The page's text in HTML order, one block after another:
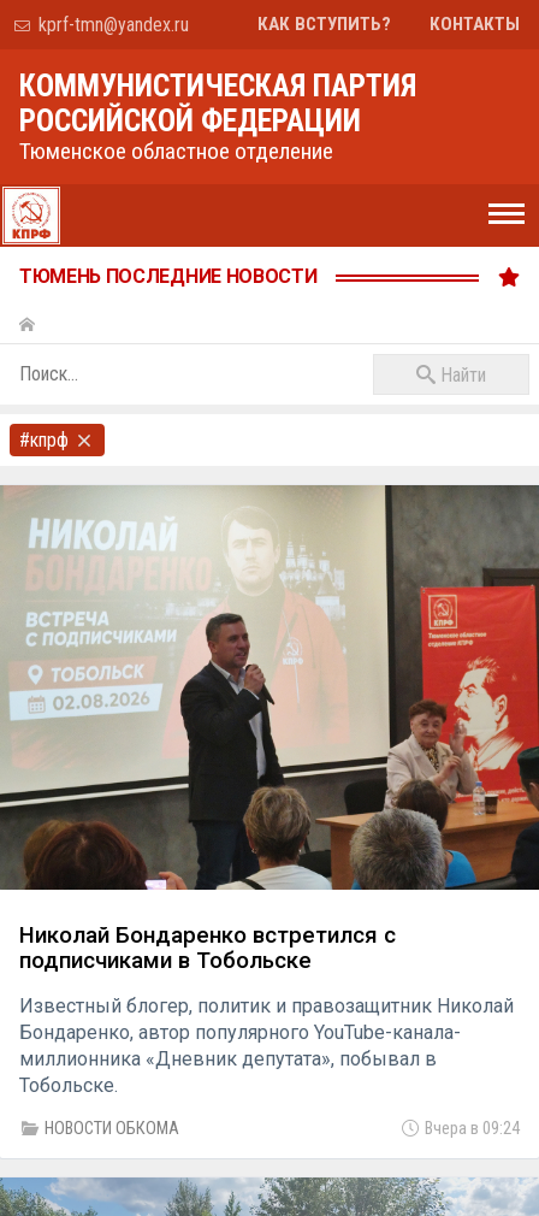
kprf-tmn@yandex.ru КАК ВСТУПИТЬ? КОНТАКТЫ
КОММУНИСТИЧЕСКАЯ ПАРТИЯ
РОССИЙСКОЙ ФЕДЕРАЦИИ
Тюменское областное отделение
ТЮМЕНЬ ПОСЛЕДНИЕ НОВОСТИ
Найти
#кпрф
Николай Бондаренко встретился с
подписчиками в Тобольске
Известный блогер, политик и правозащитник Николай
Бондаренко, автор популярного YouTube-канала-
миллионника «Дневник депутата», побывал в
Тобольске.
НОВОСТИ ОБКОМА Вчера в 09:24